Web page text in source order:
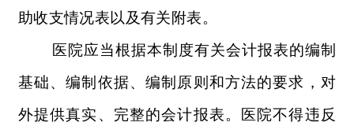
助收支情况表以及有关附表。
医院应当根据本制度有关会计报表的编制
基础、编制依据、编制原则和方法的要求，对
外提供真实、完整的会计报表。医院不得违反